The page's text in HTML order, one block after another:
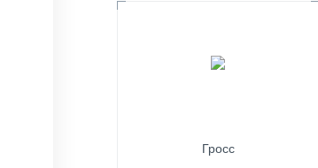
Гросс